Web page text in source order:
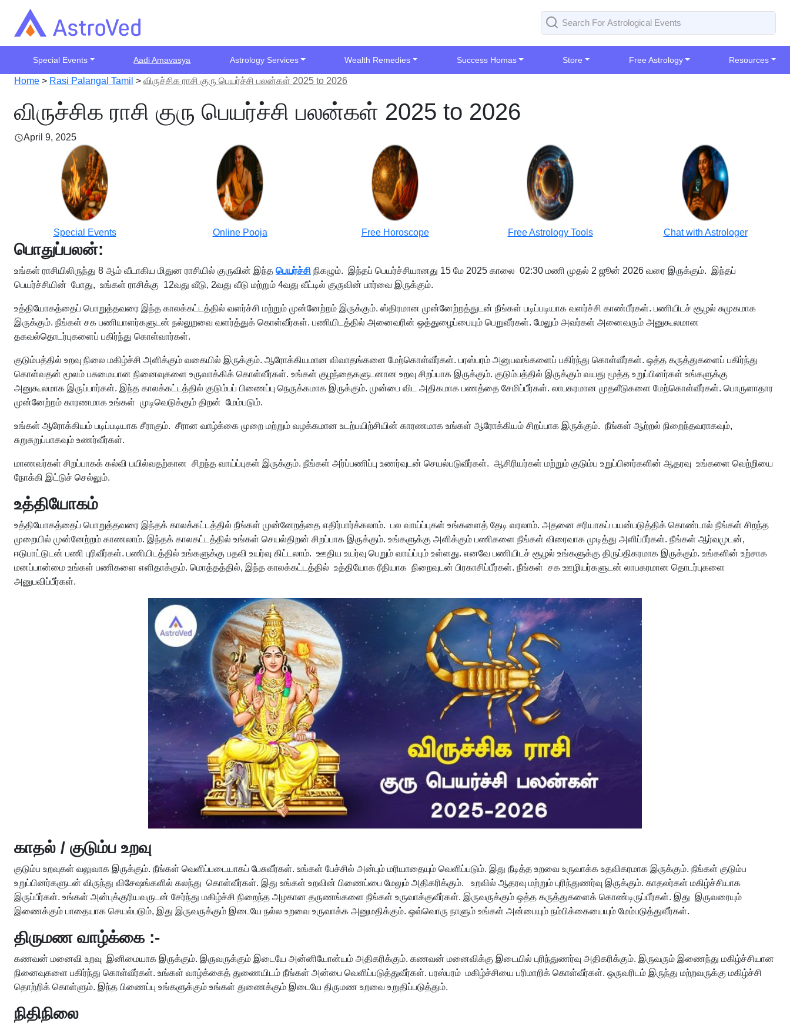
Special Events Aadi Amavasya Astrology Services Wealth Remedies Success Homas Store Free Astrology Resources
Home > Rasi Palangal Tamil > விருச்சிக ராசி குரு பெயர்ச்சி பலன்கள் 2025 to 2026
விருச்சிக ராசி குரு பெயர்ச்சி பலன்கள் 2025 to 2026
April 9, 2025
Special Events Online Pooja Free Horoscope Free Astrology Tools Chat with Astrologer
பொதுப்பலன்:
உங்கள் ராசியிலிருந்து 8 ஆம் வீடாகிய மிதுன ராசியில் குருவின் இந்த பெயர்ச்சி நிகழும். இந்தப் பெயர்ச்சியானது 15 மே 2025 காலை 02:30 மணி முதல் 2 ஜூன் 2026 வரை இருக்கும். இந்தப்
பெயர்ச்சியின் போது, உங்கள் ராசிக்கு 12வது வீடு, 2வது வீடு மற்றும் 4வது வீட்டில் குருவின் பார்வை இருக்கும்.
உத்தியோகத்தைப் பொறுத்தவரை இந்த காலக்கட்டத்தில் வளர்ச்சி மற்றும் முன்னேற்றம் இருக்கும். ஸ்திரமான முன்னேற்றத்துடன் நீங்கள் படிப்படியாக வளர்ச்சி காண்பீர்கள். பணியிடச் சூழல் சுமுகமாக
இருக்கும். நீங்கள் சக பணியாளர்களுடன் நல்லுறவை வளர்த்துக் கொள்வீர்கள். பணியிடத்தில் அனைவரின் ஒத்துழைப்பையும் பெறுவீர்கள். மேலும் அவர்கள் அனைவரும் அனுகூலமான
தகவல்தொடர்புகளைப் பகிர்ந்து கொள்வார்கள்.
குடும்பத்தில் உறவு நிலை மகிழ்ச்சி அளிக்கும் வகையில் இருக்கும். ஆரோக்கியமான விவாதங்களை மேற்கொள்வீர்கள். பரஸ்பரம் அனுபவங்களைப் பகிர்ந்து கொள்வீர்கள். ஒத்த கருத்துகளைப் பகிர்ந்து
கொள்வதன் மூலம் பசுமையான நினைவுகளை உருவாக்கிக் கொள்வீர்கள். உங்கள் குழந்தைகளுடனான உறவு சிறப்பாக இருக்கும். குடும்பத்தில் இருக்கும் வயது மூத்த உறுப்பினர்கள் உங்களுக்கு
அனுகூலமாக இருப்பார்கள். இந்த காலக்கட்டத்தில் குடும்பப் பிணைப்பு நெருக்கமாக இருக்கும். முன்பை விட அதிகமாக பணத்தை சேமிப்பீர்கள். லாபகரமான முதலீடுகளை மேற்கொள்வீர்கள். பொருளாதார
முன்னேற்றம் காரணமாக உங்கள் முடிவெடுக்கும் திறன் மேம்படும்.
உங்கள் ஆரோக்கியம் படிப்படியாக சீராகும். சீரான வாழ்க்கை முறை மற்றும் வழக்கமான உடற்பயிற்சியின் காரணமாக உங்கள் ஆரோக்கியம் சிறப்பாக இருக்கும். நீங்கள் ஆற்றல் நிறைந்தவராகவும்,
சுறுசுறுப்பாகவும் உணர்வீர்கள்.
மாணவர்கள் சிறப்பாகக் கல்வி பயில்வதற்கான சிறந்த வாய்ப்புகள் இருக்கும். நீங்கள் அர்ப்பணிப்பு உணர்வுடன் செயல்படுவீர்கள். ஆசிரியர்கள் மற்றும் குடும்ப உறுப்பினர்களின் ஆதரவு உங்களை வெற்றியை
நோக்கி இட்டுச் செல்லும்.
உத்தியோகம்
உத்தியோகத்தைப் பொறுத்தவரை இந்தக் காலக்கட்டத்தில் நீங்கள் முன்னேறத்தை எதிர்பார்க்கலாம். பல வாய்ப்புகள் உங்களைத் தேடி வரலாம். அதனை சரியாகப் பயன்படுத்திக் கொண்டால் நீங்கள் சிறந்த
முறையில் முன்னேற்றம் காணலாம். இந்தக் காலகட்டத்தில் உங்கள் செயல்திறன் சிறப்பாக இருக்கும். உங்களுக்கு அளிக்கும் பணிகளை நீங்கள் விரைவாக முடித்து அளிப்பீர்கள். நீங்கள் ஆர்வமுடன்,
ஈடுபாட்டுடன் பணி புரிவீர்கள். பணியிடத்தில் உங்களுக்கு பதவி உயர்வு கிட்டலாம். ஊதிய உயர்வு பெறும் வாய்ப்பும் உள்ளது. எனவே பணியிடச் சூழல் உங்களுக்கு திருப்திகரமாக இருக்கும். உங்களின் உற்சாக
மனப்பான்மை உங்கள் பணிகளை எளிதாக்கும். மொத்தத்தில், இந்த காலக்கட்டத்தில் உத்தியோக ரீதியாக நிறைவுடன் பிரகாசிப்பீர்கள். நீங்கள் சக ஊழியர்களுடன் லாபகரமான தொடர்புகளை
அனுபவிப்பீர்கள்.
காதல் / குடும்ப உறவு
குடும்ப உறவுகள் வலுவாக இருக்கும். நீங்கள் வெளிப்படையாகப் பேசுவீர்கள். உங்கள் பேச்சில் அன்பும் மரியாதையும் வெளிப்படும். இது நீடித்த உறவை உருவாக்க உதவிகரமாக இருக்கும். நீங்கள் குடும்ப
உறுப்பினர்களுடன் விருந்து விசேஷங்களில் கலந்து கொள்வீர்கள். இது உங்கள் உறவின் பிணைப்பை மேலும் அதிகரிக்கும். உறவில் ஆதரவு மற்றும் புரிந்துணர்வு இருக்கும். காதலர்கள் மகிழ்ச்சியாக
இருப்பீர்கள். உங்கள் அன்புக்குரியவருடன் சேர்ந்து மகிழ்ச்சி நிறைந்த அழகான தருணங்களை நீங்கள் உருவாக்குவீர்கள். இருவருக்கும் ஒத்த கருத்துகளைக் கொண்டிருப்பீர்கள். இது இருவரையும்
இணைக்கும் பாதையாக செயல்படும், இது இருவருக்கும் இடையே நல்ல உறவை உருவாக்க அனுமதிக்கும். ஒவ்வொரு நாளும் உங்கள் அன்பையும் நம்பிக்கையையும் மேம்படுத்துவீர்கள்.
திருமண வாழ்க்கை :-
கணவன் மனைவி உறவு இனிமையாக இருக்கும். இருவருக்கும் இடையே அன்னியோன்யம் அதிகரிக்கும். கணவன் மனைவிக்கு இடையில் புரிந்துணர்வு அதிகரிக்கும். இருவரும் இணைந்து மகிழ்ச்சியான
நினைவுகளை பகிர்ந்து கொள்வீர்கள். உங்கள் வாழ்க்கைத் துணையிடம் நீங்கள் அன்பை வெளிப்படுத்துவீர்கள். பரஸ்பரம் மகிழ்ச்சியை பரிமாறிக் கொள்வீர்கள். ஒருவரிடம் இருந்து மற்றவருக்கு மகிழ்ச்சி
தொற்றிக் கொள்ளும். இந்த பிணைப்பு உங்களுக்கும் உங்கள் துணைக்கும் இடையே திருமண உறவை உறுதிப்படுத்தும்.
நிதிநிலை